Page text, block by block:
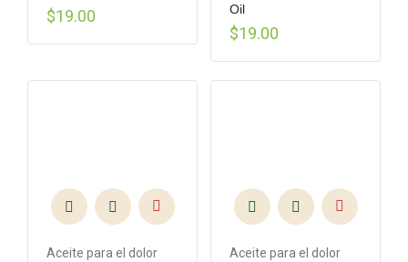
$19.00
Oil
$19.00
Aceite para el dolor
Aceite para el dolor